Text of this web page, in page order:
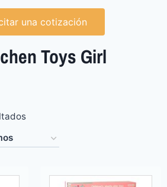
una cotización
Toys Girl